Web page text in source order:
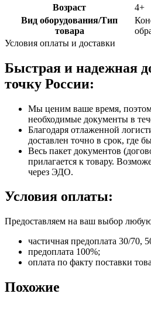
Возраст
4+
Вид оборудования/Тип
товара
Условия оплаты и доставки
Быстрая и надежная
точку России:
Мы ценим ваше время,
необходимые документы в
Благодаря отлаженной
доставлен точно в срок, где
Весь пакет документов
прилагается к товару.
через ЭДО.
Условия оплаты:
Предоставляем на ваш выбор
частичная предоплата 30/70,
предоплата 100%;
оплата по факту поставки
Похожие